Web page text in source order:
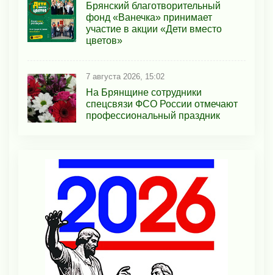
Брянский благотворительный
фонд «Ванечка» принимает
участие в акции «Дети вместо
цветов»
7 августа 2026, 15:02
На Брянщине сотрудники
спецсвязи ФСО России отмечают
профессиональный праздник